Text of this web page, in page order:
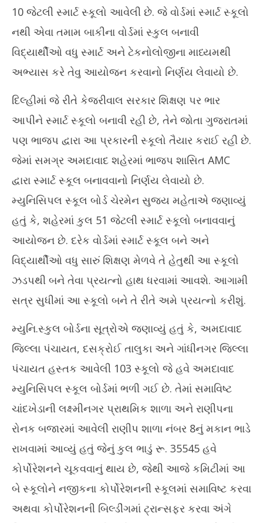
10 જેટલી સ્માર્ટ સ્કૂલો આવેલી છે. જે વોર્ડમાં સ્માર્ટ સ્કૂલો
નથી એવા તમામ બાકીના વોર્ડમાં સ્કુલ બનાવી
વિદ્યાર્થીઓ વધુ સ્માર્ટ અને ટેકનોલોજીના માધ્યમથી
અભ્યાસ કરે તેવુ આયોજન કરવાનો નિર્ણય લેવાયો છે.
દિલ્હીમાં જે રીતે કેજરીવાલ સરકાર શિક્ષણ પર ભાર
આપીને સ્માર્ટ સ્કૂલો બનાવી રહી છે, તેને જોતા ગુજરાતમાં
પણ ભાજપ દ્વારા આ પ્રકારની સ્કૂલો તૈયાર કરાઈ રહી છે.
જેમાં સમગ્ર અમદાવાદ શહેરમાં ભાજપ શાસિત AMC
દ્વારા સ્માર્ટ સ્કૂલ બનાવવાનો નિર્ણય લેવાયો છે.
મ્યુનિસિપલ સ્કૂલ બોર્ડ ચેરમેન સુજય મહેતાએ જણાવ્યું
હતું કે, શહેરમાં કુલ 51 જેટલી સ્માર્ટ સ્કૂલો બનાવવાનું
આયોજન છે. દરેક વોર્ડમાં સ્માર્ટ સ્કૂલ બને અને
વિદ્યાર્થીઓ વધુ સારું શિક્ષણ મેળવે તે હેતુથી આ સ્કૂલો
ઝડપથી બને તેવા પ્રયત્નો હાથ ધરવામાં આવશે. આગામી
સત્ર સુધીમાં આ સ્કૂલો બને તે રીતે અમે પ્રયત્નો કરીશું.
મ્યુનિ.સ્કુલ બોર્ડના સૂત્રોએ જણાવ્યું હતું કે, અમદાવાદ
જિલ્લા પંચાયત, દસક્રોઈ તાલુકા અને ગાંધીનગર જિલ્લા
પંચાયત હસ્તક આવેલી 103 સ્કૂલો જે હવે અમદાવાદ
મ્યુનિસિપલ સ્કૂલ બોર્ડમાં ભળી ગઈ છે. તેમાં સમાવિષ્ટ
ચાંદખેડાની લક્ષ્મીનગર પ્રાથમિક શાળા અને રાણીપના
રોનક બજારમાં આવેલી રાણીપ શાળા નંબર 8નું મકાન ભાડે
રાખવામાં આવ્યું હતું જેનું કુલ ભાડું રૂ. 35545 હવે
કોર્પોરેશનને ચૂકવવાનું થાય છે, જેથી આજે કમિટીમાં આ
બે સ્કૂલોને નજીકના કોર્પોરેશનની સ્કૂલમાં સમાવિષ્ટ કરવા
અથવા કોર્પોરેશનની બિલ્ડીંગમાં ટ્રાન્સફર કરવા અંગે